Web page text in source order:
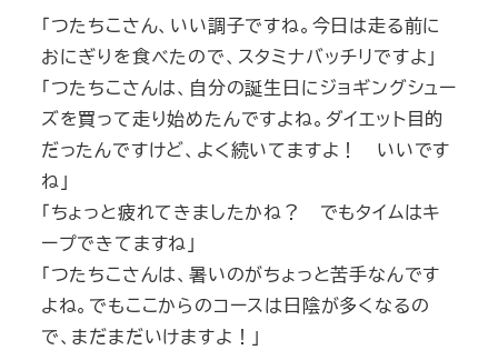
「つたちこさん、いい調子ですね。今日は走る前に
おにぎりを食べたので、スタミナバッチリですよ」
「つたちこさんは、自分の誕生日にジョギングシュー
ズを買って走り始めたんですよね。ダイエット目的
だったんですけど、よく続いてますよ！ いいです
ね」
「ちょっと疲れてきましたかね？ でもタイムはキ
ープできてますね」
「つたちこさんは、暑いのがちょっと苦手なんです
よね。でもここからのコースは日陰が多くなるの
で、まだまだいけますよ！」